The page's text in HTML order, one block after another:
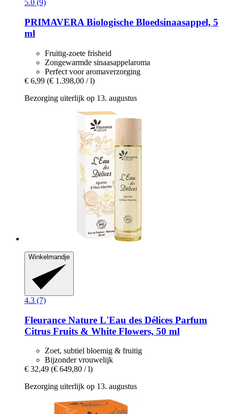
5.0 (9)
PRIMAVERA Biologische Bloedsinaasappel, 5
ml
Fruitig-zoete frisheid
Zongewarmde sinaasappelaroma
Perfect voor aromaverzorging
€ 6,99 (€ 1.398,00 / l)
Bezorging uiterlijk op 13. augustus
Winkelmandje
4.3 (7)
Fleurance Nature L'Eau des Délices Parfum
Citrus Fruits & White Flowers, 50 ml
Zoet, subtiel bloemig & fruitig
Bijzonder vrouwelijk
€ 32,49 (€ 649,80 / l)
Bezorging uiterlijk op 13. augustus